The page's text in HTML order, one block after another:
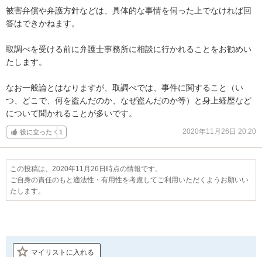
被害弁償や弁護方針などは、具体的な事情を伺った上でなければ回
答はできかねます。
取調べを受ける前に弁護士事務所に相談に行かれることをお勧めい
たします。
なお一般論とはなりますが、取調べでは、事件に関すること（い
つ、どこで、何を盗んだのか、なぜ盗んだのか等）と身上経歴など
について聞かれることが多いです。
役に立った 1 2020年11月26日 20:20
この投稿は、2020年11月26日時点の情報です。
ご自身の責任のもと適法性・有用性を考慮してご利用いただくようお願いい
たします。
マイリストに入れる